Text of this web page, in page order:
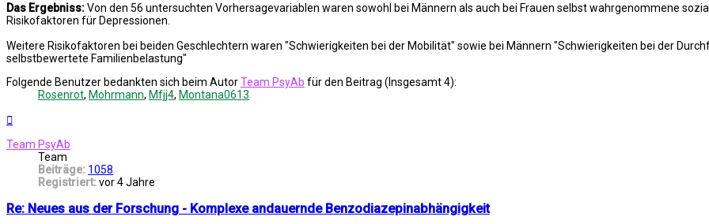
Das Ergebniss:Von den 56 untersuchten Vorhersagevariablen waren sowohl bei Männern als auch bei Frauen selbst wahrgenommene
Risikofaktoren für Depressionen.
Weitere Risikofaktoren bei beiden Geschlechtern waren "Schwierigkeiten bei der Mobilität" sowie bei Männern "Schwierigkeiten bei der
selbstbewertete Familienbelastung"
Folgende Benutzer bedankten sich beim AutorTeam PsyAb für den Beitrag (Insgesamt 4):
Rosenrot, Mohrmann, Mfjj4, Montana0613
Team PsyAb
Team
Beiträge: 1058
Registriert: vor 4 Jahre
Re: Neues aus der Forschung - Komplexe andauernde Benzodiazepinabhängigkeit